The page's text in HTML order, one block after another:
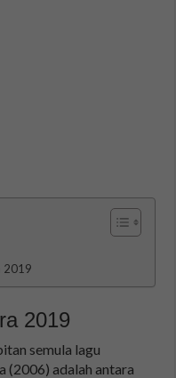
2019
2019
semula lagu
(2006) adalah antara